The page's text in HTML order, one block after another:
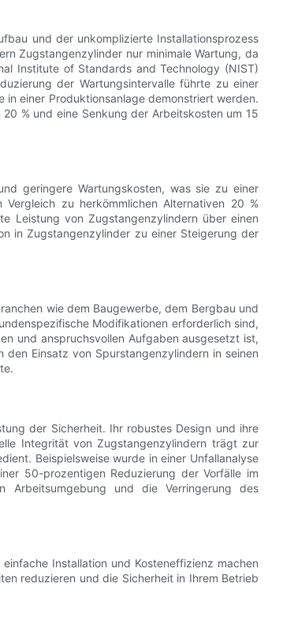
und der unkomplizierte Installationsprozess
Zugstangenzylinder nur minimale Wartung, da
Institute of Standards and Technology (NIST)
der Wartungsintervalle führte zu einer
in einer Produktionsanlage demonstriert werden.
% und eine Senkung der Arbeitskosten um 15
geringere Wartungskosten, was sie zu einer
zu herkömmlichen Alternativen 20 %
Leistung von Zugstangenzylindern über einen
in Zugstangenzylinder zu einer Steigerung der
wie dem Baugewerbe, dem Bergbau und
Modifikationen erforderlich sind,
und anspruchsvollen Aufgaben ausgesetzt ist,
Einsatz von Spurstangenzylindern in seinen
der Sicherheit. Ihr robustes Design und ihre
Integrität von Zugstangenzylindern trägt zur
Beispielsweise wurde in einer Unfallanalyse
50-prozentigen Reduzierung der Vorfälle im
Arbeitsumgebung und die Verringerung des
Installation und Kosteneffizienz machen
reduzieren und die Sicherheit in Ihrem Betrieb